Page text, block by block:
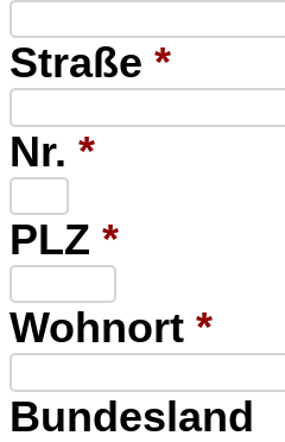
Straße *
Nr. *
PLZ *
Wohnort *
Bundesland